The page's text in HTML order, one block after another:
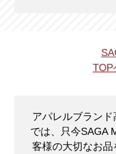
TOP
アパレルブラン
では、只今SAGA
客様の大切なお